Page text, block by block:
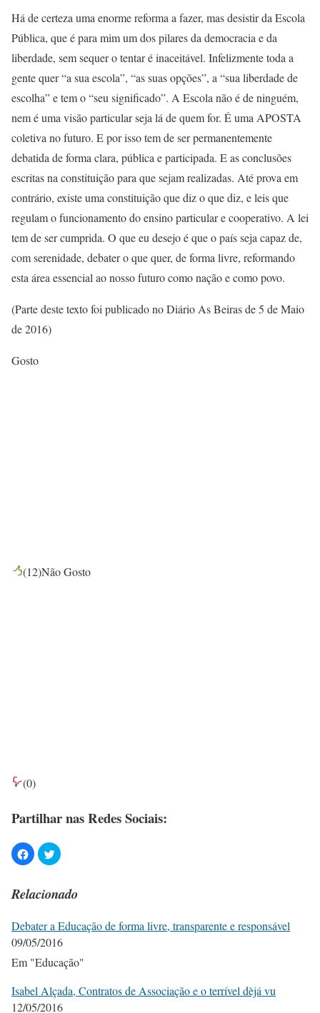
Há de certeza uma enorme reforma a fazer, mas desistir da Escola
Pública, que é para mim um dos pilares da democracia e da
liberdade, sem sequer o tentar é inaceitável. Infelizmente toda a
gente quer “a sua escola”, “as suas opções”, a “sua liberdade de
escolha” e tem o “seu significado”. A Escola não é de ninguém,
nem é uma visão particular seja lá de quem for. É uma APOSTA
coletiva no futuro. E por isso tem de ser permanentemente
debatida de forma clara, pública e participada. E as conclusões
escritas na constituição para que sejam realizadas. Até prova em
contrário, existe uma constituição que diz o que diz, e leis que
regulam o funcionamento do ensino particular e cooperativo. A lei
tem de ser cumprida. O que eu desejo é que o país seja capaz de,
com serenidade, debater o que quer, de forma livre, reformando
esta área essencial ao nosso futuro como nação e como povo.
(Parte deste texto foi publicado no Diário As Beiras de 5 de Maio
de 2016)
Gosto
(12)Não Gosto
(0)
Partilhar nas Redes Sociais:
Relacionado
Debater a Educação de forma livre, transparente e responsável
09/05/2016
Em "Educação"
Isabel Alçada, Contratos de Associação e o terrível dèjá vu
12/05/2016